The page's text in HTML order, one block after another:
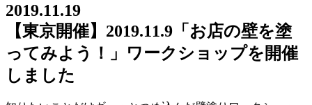
2019.11.19
【東京開催】2019.11.9「お店の壁を塗
ってみよう！」ワークショップを開催
しました